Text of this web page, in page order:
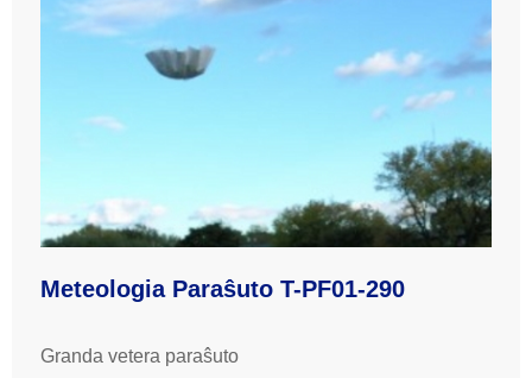
Meteologia Paraŝuto T-PF01-290
Granda vetera paraŝuto